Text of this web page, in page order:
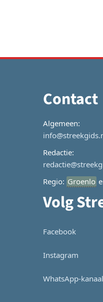
Contact
Algemeen:
Redactie:
Regio: Groenlo
Volg
Facebook
Instagram
WhatsApp-kanaal